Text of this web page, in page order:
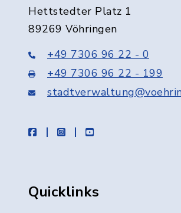
Hettstedter Platz 1
89269 Vöhringen
+49 7306 96 22 - 0
+49 7306 96 22 - 199
facebookinstagramyoutube
Quicklinks